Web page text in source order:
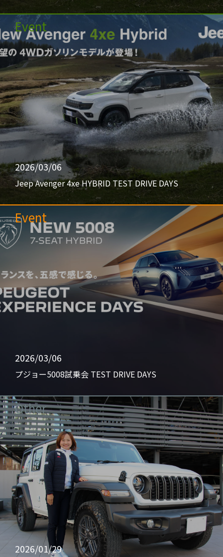
Event
2026/03/06
Jeep Avenger 4xe HYBRID TEST DRIVE DAYS
Event
2026/03/06
プジョー5008試乗会 TEST DRIVE DAYS
Other
2026/01/29